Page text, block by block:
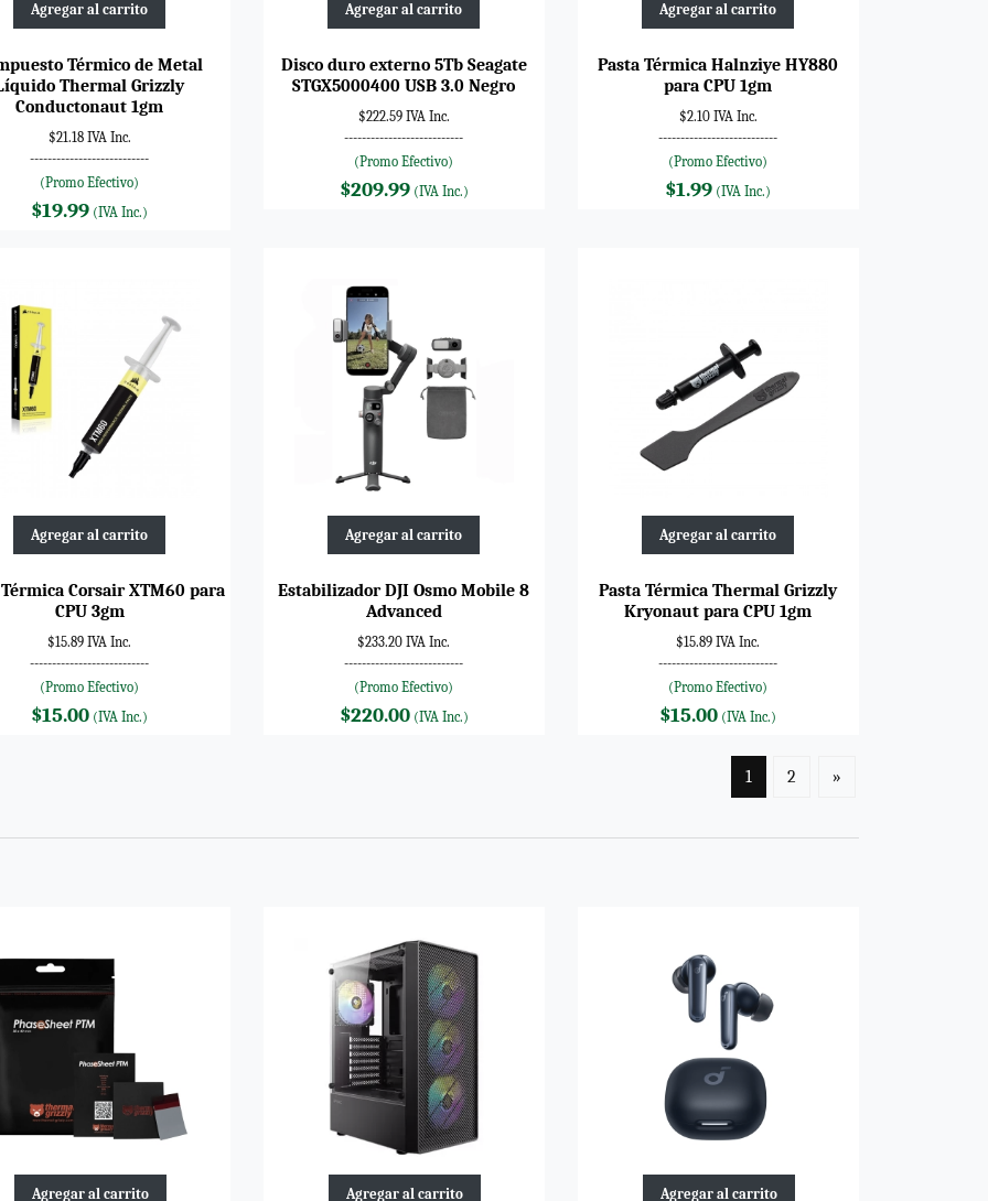
Agregar al carrito
Térmico de Metal
Thermal Grizzly
Conductonaut 1gm
$21.18 IVA Inc.
---------------------------
(Promo Efectivo)
$19.99 (IVA Inc.)
Agregar al carrito
Disco duro externo 5Tb Seagate
STGX5000400 USB 3.0 Negro
$222.59 IVA Inc.
---------------------------
(Promo Efectivo)
$209.99(IVA Inc.)
Agregar al carrito
Pasta Térmica Halnziye HY880
para CPU 1gm
$2.10 IVA Inc.
---------------------------
(Promo Efectivo)
$1.99 (IVA Inc.)
Agregar al carrito
Corsair XTM60 para
CPU 3gm
$15.89 IVA Inc.
---------------------------
(Promo Efectivo)
$15.00 (IVA Inc.)
Agregar al carrito
Estabilizador DJI Osmo Mobile 8
Advanced
$233.20 IVA Inc.
---------------------------
(Promo Efectivo)
$220.00(IVA Inc.)
Agregar al carrito
Pasta Térmica Thermal Grizzly
Kryonaut para CPU 1gm
$15.89 IVA Inc.
---------------------------
(Promo Efectivo)
$15.00 (IVA Inc.)
1 2 »
Agregar al carrito Agregar al carrito Agregar al carrito